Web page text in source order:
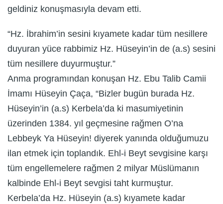
geldiniz konuşmasıyla devam etti.
“Hz. İbrahim’in sesini kıyamete kadar tüm nesillere
duyuran yüce rabbimiz Hz. Hüseyin’in de (a.s) sesini
tüm nesillere duyurmuştur.”
Anma programından konuşan Hz. Ebu Talib Camii
İmamı Hüseyin Çaça, “Bizler bugün burada Hz.
Hüseyin’in (a.s) Kerbela’da ki masumiyetinin
üzerinden 1384. yıl geçmesine rağmen O’na
Lebbeyk Ya Hüseyin! diyerek yanında olduğumuzu
ilan etmek için toplandık. Ehl-i Beyt sevgisine karşı
tüm engellemelere rağmen 2 milyar Müslümanın
kalbinde Ehl-i Beyt sevgisi taht kurmuştur.
Kerbela’da Hz. Hüseyin (a.s) kıyamete kadar